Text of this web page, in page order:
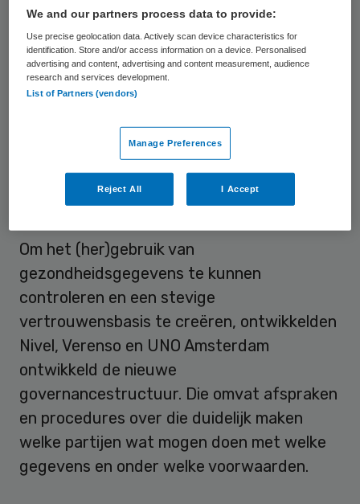
dossiers van verpleeghuisbewoners en stelt
deze gegevens beschikbaar voor
wetenschappelijk onderzoek. Het doel
hiervan is tweeledig: meer kennis over
verpleeghuiszorg door organisaties te
voorzien van spiegelinformatie.
Basis van vertrouwen
Om het (her)gebruik van
gezondheidsgegevens te kunnen
controleren en een stevige
vertrouwensbasis te creëren, ontwikkelden
Nivel, Verenso en UNO Amsterdam
ontwikkeld de nieuwe
governancestructuur. Die omvat afspraken
en procedures over die duidelijk maken
welke partijen wat mogen doen met welke
gegevens en onder welke voorwaarden.
We and our partners process data to provide:
Use precise geolocation data. Actively scan device characteristics for
identification. Store and/or access information on a device. Personalised
advertising and content, advertising and content measurement, audience
research and services development.
List of Partners (vendors)
Manage Preferences
Reject All I Accept